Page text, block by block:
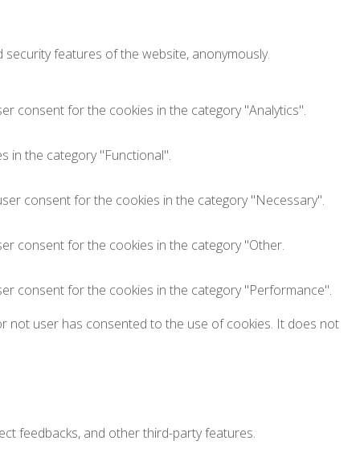
features of the website, anonymously.
consent for the cookies in the category "Analytics".
in the category "Functional".
consent for the cookies in the category "Necessary".
consent for the cookies in the category "Other.
consent for the cookies in the category "Performance".
not user has consented to the use of cookies. It does not
feedbacks, and other third-party features.